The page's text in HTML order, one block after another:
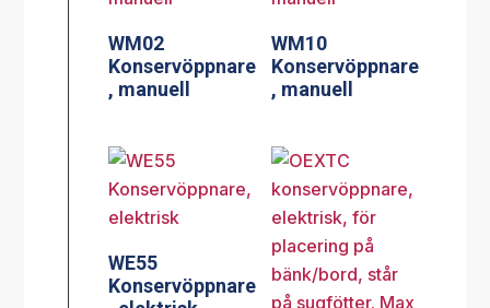
WM02
Konservöppnare
, manuell
WM10
Konservöppnare
, manuell
WE55
Konservöppnare